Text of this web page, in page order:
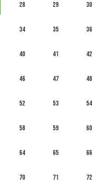
28 29 30
34 35 36
40 41 42
46 47 48
52 53 54
58 59 60
64 65 66
70 71 72